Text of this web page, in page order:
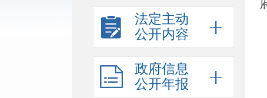
法定主动
公开内容
政府信息
公开年报